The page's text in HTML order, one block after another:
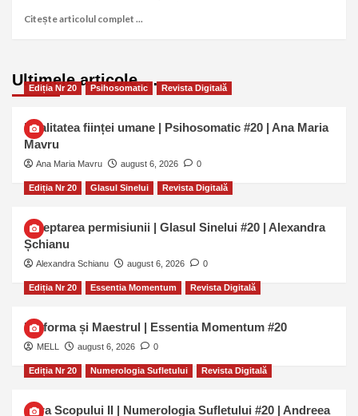
Citește articolul complet ...
Ultimele articole …
Ediția Nr 20 Psihosomatic Revista Digitală
Dualitatea ființei umane | Psihosomatic #20 | Ana Maria
Mavru
Ana Maria Mavru august 6, 2026 0
Ediția Nr 20 Glasul Sinelui Revista Digitală
Așteptarea permisiunii | Glasul Sinelui #20 | Alexandra
Șchianu
Alexandra Schianu august 6, 2026 0
Ediția Nr 20 Essentia Momentum Revista Digitală
Uniforma și Maestrul | Essentia Momentum #20
MELL august 6, 2026 0
Ediția Nr 20 Numerologia Sufletului Revista Digitală
Cifra Scopului II | Numerologia Sufletului #20 | Andreea